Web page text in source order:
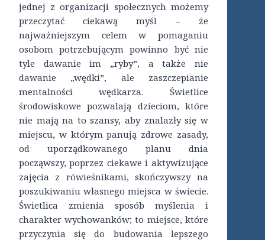
jednej z organizacji społecznych możemy
przeczytać ciekawą myśl – że
najważniejszym celem w pomaganiu
osobom potrzebującym powinno być nie
tyle dawanie im „ryby”, a także nie
dawanie „wędki”, ale zaszczepianie
mentalności wędkarza. Świetlice
środowiskowe pozwalają dzieciom, które
nie mają na to szansy, aby znalazły się w
miejscu, w którym panują zdrowe zasady,
od uporządkowanego planu dnia
począwszy, poprzez ciekawe i aktywizujące
zajęcia z rówieśnikami, skończywszy na
poszukiwaniu własnego miejsca w świecie.
Świetlica zmienia sposób myślenia i
charakter wychowanków; to miejsce, które
przyczynia się do budowania lepszego